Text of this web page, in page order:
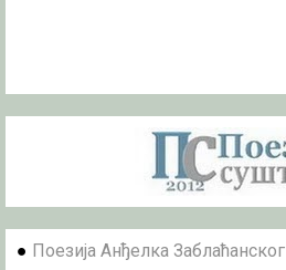
● Поезија Анђелка Заблаћанског